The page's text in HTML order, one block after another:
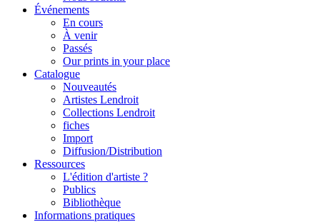
Événements
En cours
À venir
Passés
Our prints in your place
Catalogue
Nouveautés
Artistes Lendroit
Collections Lendroit
fiches
Import
Diffusion/Distribution
Ressources
L'édition d'artiste ?
Publics
Bibliothèque
Informations pratiques